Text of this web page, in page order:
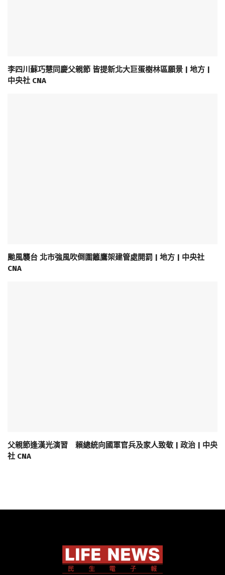
李四川蘇巧慧同慶父親節 皆提新北大巨蛋樹林區願景 | 地方 |
中央社 CNA
颱風襲台 北市強風吹倒圍籬鷹架建管處開罰 | 地方 | 中央社
CNA
父親節逢漢光演習 賴總統向國軍官兵及家人致敬 | 政治 | 中央
社 CNA